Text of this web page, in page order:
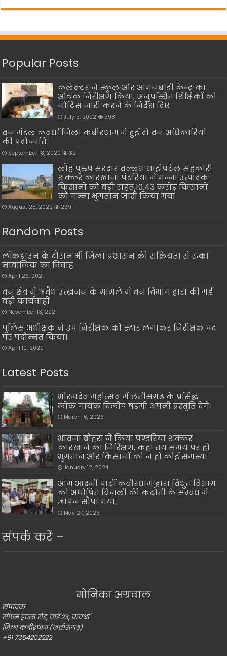
Popular Posts
कलेक्टर ने स्कूल और आंगनबाड़ी केन्द्र का
औचक निरीक्षण किया, अनुपस्थित शिक्षिकों को
नोटिस जारी करने के निर्देश दिए
July 5, 2022 398
वन मंडल कवर्धा जिला कबीरधाम में हुई दो वन अधिकारियों
की पदोन्नति
September 18, 2020 321
लौह पुरुष सरदार वल्लभ भाई पटेल सहकारी
शक्कर कारखाना पंडरिया में गन्ना उत्पादक
किसानों को बड़ी राहत,10.43 करोड़ किसानों
को गन्ना भुगतान ज़ारी किया गया
August 28, 2022 269
Random Posts
लॉकडाउन के दौरान भी जिला प्रशासन की सक्रियता से रुका
नाबालिक का विवाह
April 26, 2021
वन क्षेत्र में अवैध उत्खनन के मामले में वन विभाग द्वारा की गई
बड़ी कार्यवाही
November 13, 2021
पुलिस अधीक्षक ने उप निरीक्षक को स्टार लगाकर निरीक्षक पद
पर पदोन्नत किया।
April 10, 2020
Latest Posts
भोरमदेव महोत्सव में छत्तीसगढ़ के प्रसिद्ध
लोक गायक दिलीप षडंगी अपनी प्रस्तुति देंगे।
March 16, 2026
भावना बोहरा ने किया पण्डरिया शक्कर
कारखाने का निरिक्षण, कहा तय समय पर हो
भुगतान और किसानों को न हो कोई समस्या
January 12, 2024
आम आदमी पार्टी कबीरधाम द्वारा विधुत विभाग
को अघोषित बिजली की कटौती के सम्बंध में
ज्ञापन सौंपा गया,
May 27, 2023
संपर्क करें –
मोनिका अग्रवाल
संपादक
सीएम हाउस रोड, वार्ड 23, कवर्धा
जिला कबीरधाम (छत्तीसगढ़)
+91 7354252222